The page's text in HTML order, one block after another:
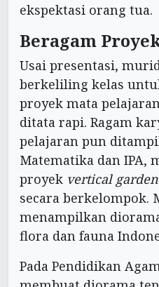
ekspektasi orang tua.
Beragam
Usai presentasi,
berkeliling kelas
proyek mata
ditata rapi. Ragam
pelajaran pun
Matematika dan IPA,
proyek vertical garden
secara berkelompok.
menampilkan
flora dan fauna
Pada Pendidikan